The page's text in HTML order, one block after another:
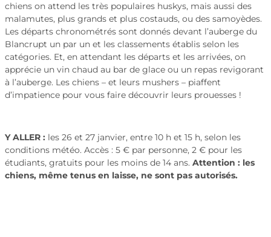
chiens on attend les très populaires huskys, mais aussi des
malamutes, plus grands et plus costauds, ou des samoyèdes.
Les départs chronométrés sont donnés devant l’auberge du
Blancrupt un par un et les classements établis selon les
catégories. Et, en attendant les départs et les arrivées, on
apprécie un vin chaud au bar de glace ou un repas revigorant
à l’auberge. Les chiens – et leurs mushers – piaffent
d’impatience pour vous faire découvrir leurs prouesses !
Y ALLER : les 26 et 27 janvier, entre 10 h et 15 h, selon les
conditions météo. Accès : 5 € par personne, 2 € pour les
étudiants, gratuits pour les moins de 14 ans. Attention : les
chiens, même tenus en laisse, ne sont pas autorisés.